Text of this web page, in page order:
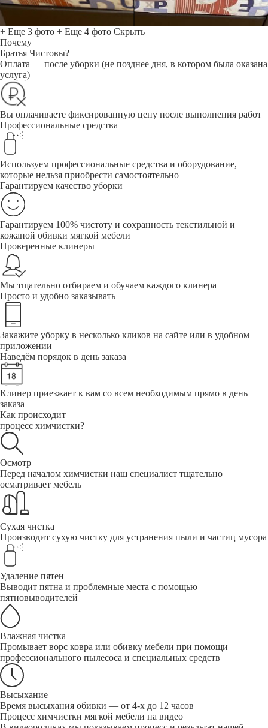
+ Еще 3 фото + Еще 4 фото Скрыть
Почему
Братья Чистовы?
Оплата — после уборки (не позднее дня, в котором была оказана
услуга)
Вы оплачиваете фиксированную цену после выполнения работ
Профессиональные средства
Используем профессиональные средства и оборудование,
которые нельзя приобрести самостоятельно
Гарантируем качество уборки
Гарантируем 100% чистоту и сохранность текстильной и
кожаной обивки мягкой мебели
Проверенные клинеры
Мы тщательно отбираем и обучаем каждого клинера
Просто и удобно заказывать
Закажите уборку в несколько кликов на сайте или в удобном
приложении
Наведём порядок в день заказа
Клинер приезжает к вам со всем необходимым прямо в день
заказа
Как происходит
процесс химчистки?
Осмотр
Перед началом химчистки наш специалист тщательно
осматривает мебель
Сухая чистка
Производит сухую чистку для устранения пыли и частиц мусора
Удаление пятен
Выводит пятна и проблемные места с помощью
пятновыводителей
Влажная чистка
Промывает ворс ковра или обивку мебели при помощи
профессионального пылесоса и специальных средств
Высыхание
Время высыхания обивки — от 4-х до 12 часов
Процесс химчистки мягкой мебели на видео